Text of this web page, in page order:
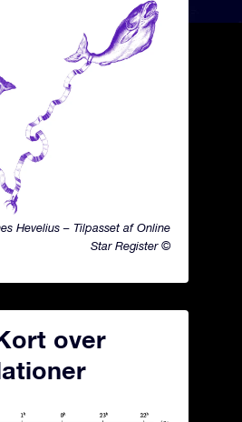
Hevelius – Tilpasset af Online
Star Register ©
over